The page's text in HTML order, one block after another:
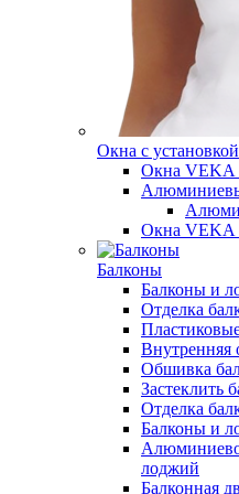
Окна с установкой
Окна VEKA
Окна VEKA
Балконы
Балконы и
Отделка
Внутренняя
Обшивка
Застеклить
Отделка
Балконы и
лоджий
Балконная